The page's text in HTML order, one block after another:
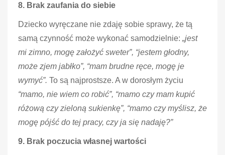
8. Brak zaufania do siebie
Dziecko wyręczane nie zdaję sobie sprawy, że tą
samą czynność może wykonać samodzielnie: „jest
mi zimno, mogę założyć sweter”, “jestem głodny,
może zjem jabłko”, “mam brudne ręce, mogę je
wymyć”. To są najprostsze. A w dorosłym życiu
“mamo, nie wiem co robić”, “mamo czy mam kupić
różową czy zieloną sukienkę”, “mamo czy myślisz, że
mogę pójść do tej pracy, czy ja się nadaję?”
9. Brak poczucia własnej wartości